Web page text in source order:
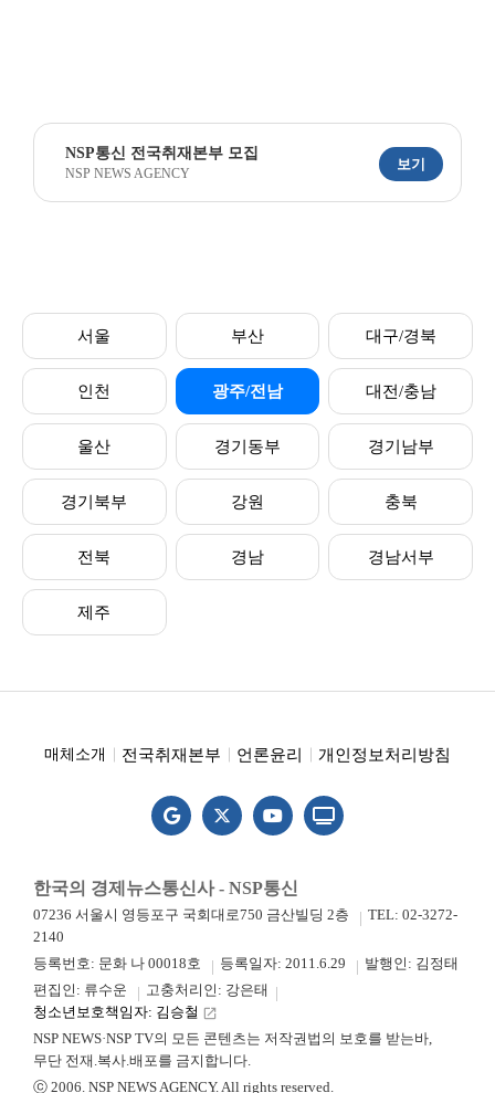
NSP통신 전국취재본부 모집
NSP NEWS AGENCY
보기
서울 부산 대구/경북
인천 광주/전남 대전/충남
울산 경기동부 경기남부
경기북부 강원 충북
전북 경남 경남서부
제주
매체소개 전국취재본부 언론윤리 개인정보처리방침
한국의 경제뉴스통신사 - NSP통신
07236 서울시 영등포구 국회대로750 금산빌딩 2층
TEL: 02-3272-
2140
등록번호: 문화 나 00018호
등록일자: 2011.6.29
발행인: 김정태
편집인: 류수운
고충처리인: 강은태
청소년보호책임자: 김승철 launch
NSP NEWS·NSP TV의 모든 콘텐츠는 저작권법의 보호를 받는바,
무단 전재.복사.배포를 금지합니다.
ⓒ 2006. NSP NEWS AGENCY. All rights reserved.